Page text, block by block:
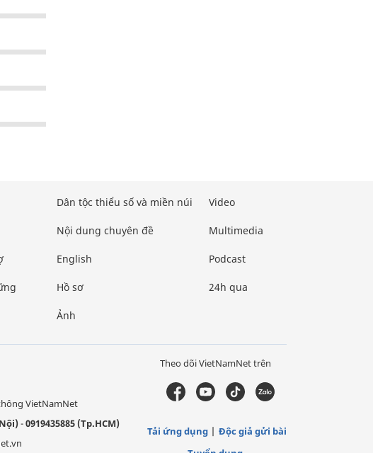
Dân tộc thiểu số và miền núi
Nội dung chuyên đề
English
Hồ sơ
Ảnh
Video
Multimedia
Podcast
24h qua
VietNamNet
-0919435885 (Tp.HCM)
Theo dõi VietNamNet trên
Tải ứng dụng
Độc giả gửi bài